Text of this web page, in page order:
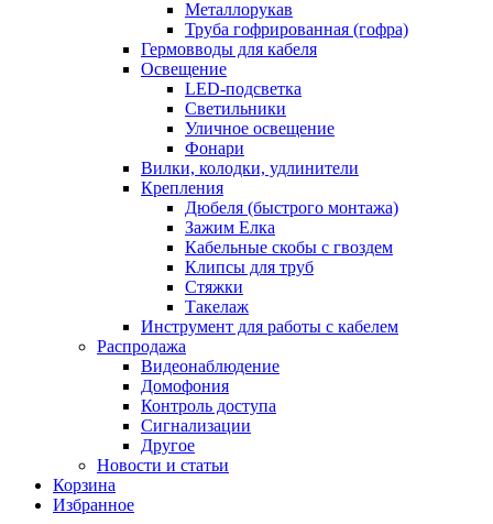
Металлорукав
Труба гофрированная (гофра)
Гермовводы для кабеля
Освещение
LED-подсветка
Светильники
Уличное освещение
Фонари
Вилки, колодки, удлинители
Крепления
Дюбеля (быстрого монтажа)
Зажим Елка
Кабельные скобы с гвоздем
Клипсы для труб
Стяжки
Такелаж
Инструмент для работы с кабелем
Распродажа
Видеонаблюдение
Домофония
Контроль доступа
Сигнализации
Другое
Новости и статьи
Корзина
Избранное